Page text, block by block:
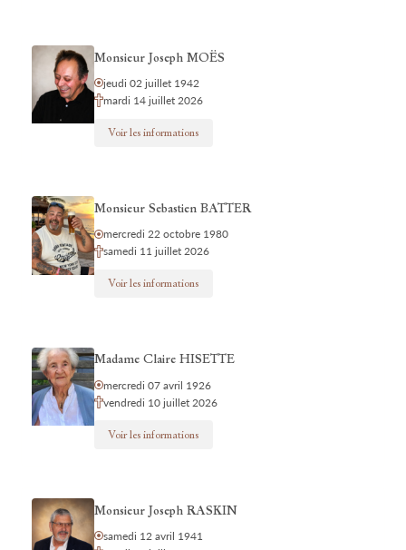
Monsieur Joseph MOËS
jeudi 02 juillet 1942
mardi 14 juillet 2026
Voir les informations
Monsieur Sebastien BATTER
mercredi 22 octobre 1980
samedi 11 juillet 2026
Voir les informations
Madame Claire HISETTE
mercredi 07 avril 1926
vendredi 10 juillet 2026
Voir les informations
Monsieur Joseph RASKIN
samedi 12 avril 1941